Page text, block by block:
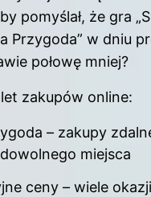
pomyślał, że gra
Przygoda” w dniu
połowę mniej?
zakupów online:
– zakupy
miejsca
ceny – wiele